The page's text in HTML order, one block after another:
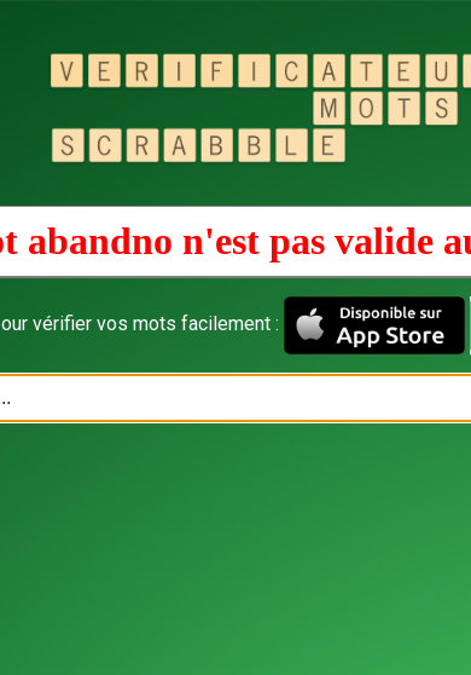
abandno n'est pas valide
vérifier vos mots facilement :